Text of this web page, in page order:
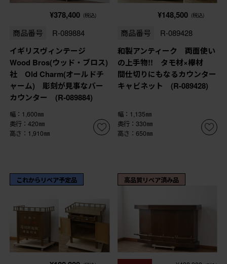
¥378,400 (税込)
商品番号 R-089884
イギリスヴィンテージ
Wood Bros(ウッド・ブロス)
社 Old Charm(オールドチ
ャーム) 彫刻が見事なバー
カウンター (R-089884)
幅：1,600㎜
奥行：420㎜
高さ：1,910㎜
¥148,500 (税込)
商品番号 R-089428
和製アンティーク 両面使い
の上手物!! タモ材×欅材
間仕切りにもなるカウンター
キャビネット (R-089428)
幅：1,135㎜
奥行：330㎜
高さ：650㎜
これからリペア予定品 高品質リペア済み品